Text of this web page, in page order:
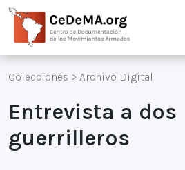
Colecciones > Archivo Digital
Entrevista a dos
guerrilleros